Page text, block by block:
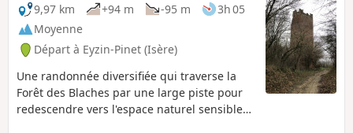
9,97 km
+94 m -95 m
3h 05
Moyenne
Départ à Eyzin-Pinet (Isère)
Une randonnée diversifiée qui traverse la
Forêt des Blaches par une large piste pour
redescendre vers l'espace naturel sensible